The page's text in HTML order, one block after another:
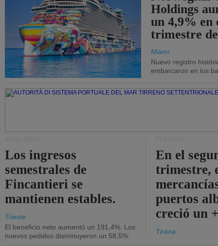
Holdings
un 4,9% en
trimestre
Miami
Nuevo registro
embarcaron en los
Los ingresos
semestrales de
Fincantieri se
mantienen estables.
Trieste
El beneficio neto aumentó un 191,4%. Los
nuevos pedidos disminuyeron un 58,5%.
En el
trimestre,
puertos
creció un
Tirana